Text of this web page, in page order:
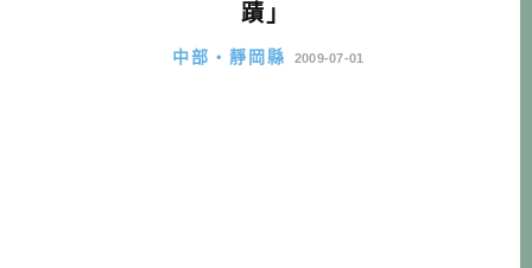
蹟」
中部・靜岡縣 2009-07-01